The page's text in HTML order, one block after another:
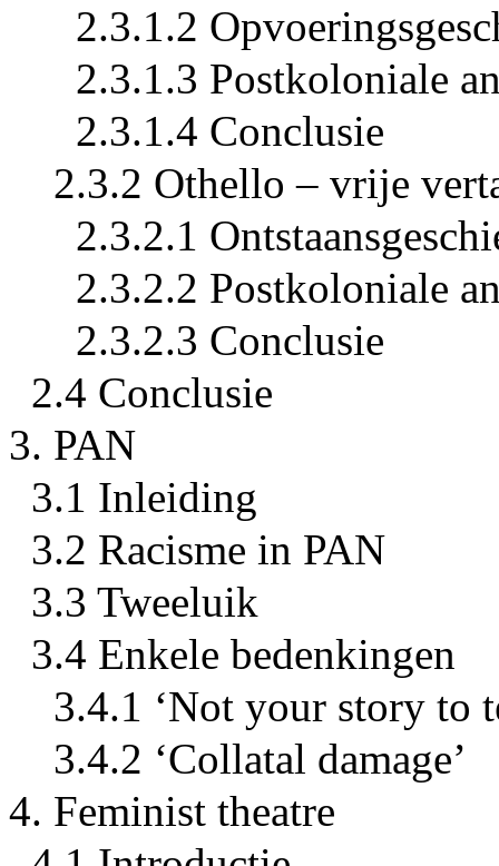
2.3.1.2
2.3.1.3 Postkoloniale
2.3.1.4 Conclusie
2.3.2 Othello – vrije
2.3.2.1
2.3.2.2 Postkoloniale
2.3.2.3 Conclusie
2.4 Conclusie
3. PAN
3.1 Inleiding
3.2 Racisme in PAN
3.3 Tweeluik
3.4 Enkele bedenkingen
3.4.1 ‘Not your story to
3.4.2 ‘Collatal damage’
4. Feminist theatre